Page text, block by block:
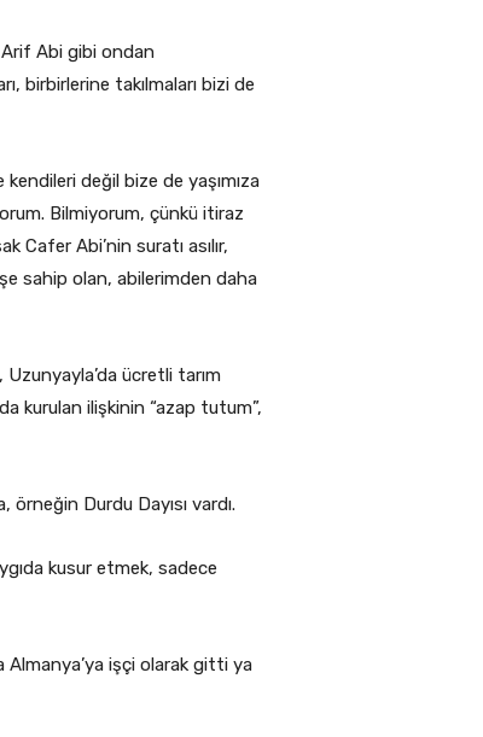
Arif Abi gibi ondan
birbirlerine takılmaları bizi de
değil bize de yaşımıza
Bilmiyorum, çünkü itiraz
Cafer Abi’nin suratı asılır,
sahip olan, abilerimden daha
ücretli tarım
kurulan ilişkinin “azap tutum”,
Durdu Dayısı vardı.
kusur etmek, sadece
Almanya’ya işçi olarak gitti ya